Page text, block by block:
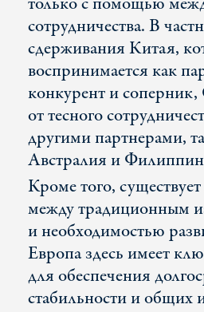
сотрудничества. В
сдерживания Китая,
воспринимается как
конкурент и
от тесного
другими партнерами,
Австралия и
Кроме того,
между традиционным
и необходимостью
Европа здесь имеет
для обеспечения
стабильности и общих